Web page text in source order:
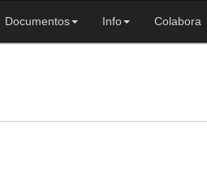
Documentos Info Colabora